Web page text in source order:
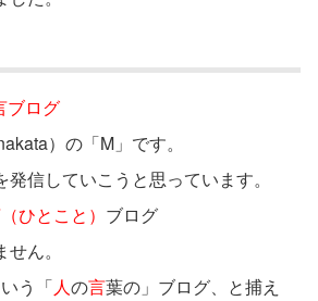
ブログ
）の「M」です。
信していこうと思っています。
ひとこと） ブログ
ん。
う「人の言葉の」ブログ、と捕え